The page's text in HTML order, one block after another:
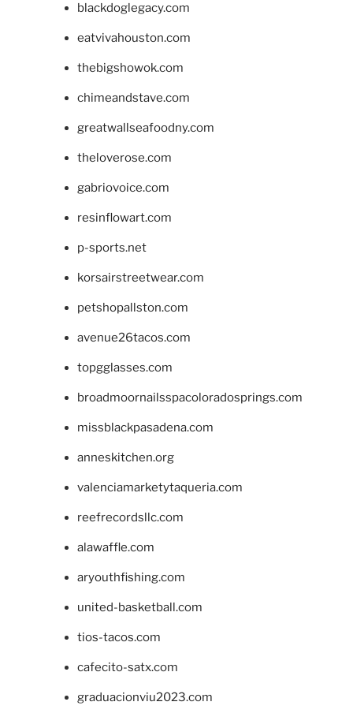
blackdoglegacy.com
eatvivahouston.com
thebigshowok.com
chimeandstave.com
greatwallseafoodny.com
theloverose.com
gabriovoice.com
resinflowart.com
p-sports.net
korsairstreetwear.com
petshopallston.com
avenue26tacos.com
topgglasses.com
broadmoornailsspacoloradosprings.com
missblackpasadena.com
anneskitchen.org
valenciamarketytaqueria.com
reefrecordsllc.com
alawaffle.com
aryouthfishing.com
united-basketball.com
tios-tacos.com
cafecito-satx.com
graduacionviu2023.com